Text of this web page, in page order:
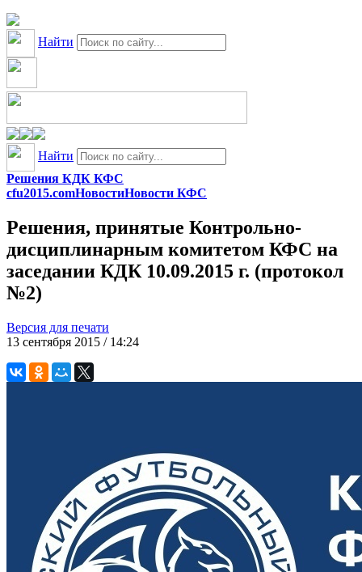
Найти
Найти
Решения КДК КФС
cfu2015.comНовостиНовости КФС
Решения, принятые Контрольно-
дисциплинарным комитетом КФС на
заседании КДК 10.09.2015 г. (протокол
№2)
Версия для печати
13 сентября 2015 / 14:24